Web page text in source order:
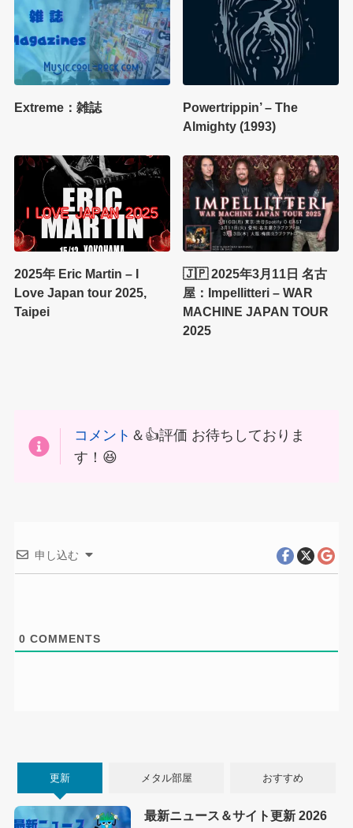
Extreme：雑誌
Powertrippin’ – The
Almighty (1993)
2025年 Eric Martin – I
Love Japan tour 2025,
Taipei
🇯🇵 2025年3月11日 名古
屋：Impellitteri – WAR
MACHINE JAPAN TOUR
2025
コメント ＆👍評価 お待ちしておりま
す！😆
申し込む
0 COMMENTS
更新 メタル部屋 おすすめ
最新ニュース＆サイト更新 2026